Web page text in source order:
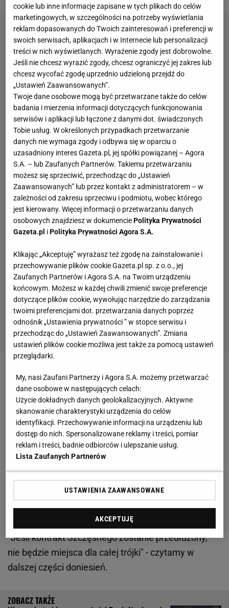
Zobacz wideoMarcin Gortat o kolejnej edycji Wielki
Mecz Gortat Team vs NATO Team. "Pojawi się wiele
gwiazd i zobaczymy mocny pojedynek"
Marc-Andre ter Stegen na wylocie z FC Barcelony?
"Rozmawiałem z Hansim Flickiem"
"COPE" poinformowało, że "FC Barcelona otwiera
drzwi dla ter Stegena". Oznacza to, że Katalończycy
naprawdę zastanawiają się nad sprzedaniem
bramkarza i ściągnięciem w jego miejsce Garcii.
"Jeśli kontrakt Szczęsnego zostanie przedłużony,
nie będzie miejsca dla całej trójki" - czytamy w
dalszej części doniesień.
cookie lub inne informacje zapisane w tych plikach do celów
marketingowych, w szczególności na potrzeby wyświetlania
reklam dopasowanych do Twoich zainteresowań i preferencji w
swoich serwisach, aplikacjach i w Internecie lub personalizacji
treści w nich wyświetlanych. Wyrażenie zgody jest dobrowolne.
Jeśli nie chcesz wyrazić zgody, chcesz ograniczyć jej zakres lub
chcesz wycofać zgodę uprzednio udzieloną przejdź do
„Ustawień Zaawansowanych”.
Twoje dane osobowe mogą być przetwarzane także do celów
badania i mierzenia informacji dotyczących funkcjonowania
serwisów i aplikacji lub łączone z danymi dot. świadczonych
Tobie usług. W określonych przypadkach przetwarzanie
danych nie wymaga zgody i odbywa się w oparciu o
uzasadniony interes Gazeta.pl, jej spółki powiązanej – Agora
S.A. – lub Zaufanych Partnerów. Takiemu przetwarzaniu
możesz się sprzeciwić, przechodząc do „Ustawień
Zaawansowanych” lub przez kontakt z administratorem – w
zależności od zakresu sprzeciwu i podmiotu, wobec którego
jest kierowany. Więcej informacji o przetwarzaniu danych
osobowych znajdziesz w dokumenciePolityka Prywatności
Gazeta.pl iPolityka Prywatności Agora S.A.
Klikając „Akceptuję” wyrażasz też zgodę na zainstalowanie i
przechowywanie plików cookie Gazeta.pl sp. z o.o., jej
Zaufanych Partnerów i Agora S.A. na Twoim urządzeniu
końcowym. Możesz w każdej chwili zmienić swoje preferencje
dotyczące plików cookie, wywołując narzędzie do zarządzania
twoimi preferencjami dot. przetwarzania danych poprzez
odnośnik „Ustawienia prywatności ” w stopce serwisu i
przechodząc do „Ustawień Zaawansowanych”. Zmiana
ustawień plików cookie możliwa jest także za pomocą ustawień
przeglądarki.
My, nasi Zaufani Partnerzy i Agora S.A. możemy przetwarzać
dane osobowe w następujących celach:
Użycie dokładnych danych geolokalizacyjnych. Aktywne
skanowanie charakterystyki urządzenia do celów
identyfikacji. Przechowywanie informacji na urządzeniu lub
dostęp do nich. Spersonalizowane reklamy i treści, pomiar
reklam i treści, badnie odbiorców i ulepszanie usług.
Lista Zaufanych Partnerów
USTAWIENIA ZAAWANSOWANE
AKCEPTUJĘ